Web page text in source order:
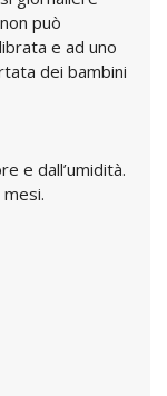
può
e ad uno
dei bambini
e dall’umidità.